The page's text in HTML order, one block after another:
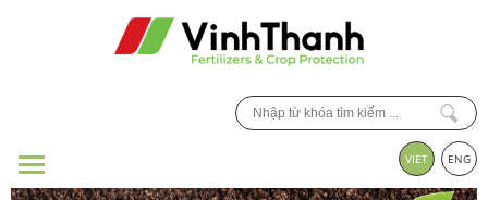
VIET ENG